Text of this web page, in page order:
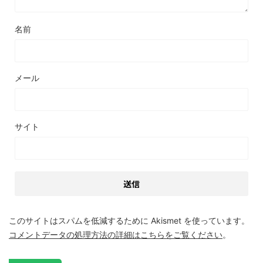
名前
メール
サイト
このサイトはスパムを低減するために Akismet を使っています。
コメントデータの処理方法の詳細はこちらをご覧ください。